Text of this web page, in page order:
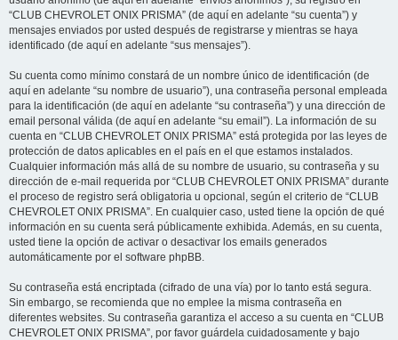
“CLUB CHEVROLET ONIX PRISMA” (de aquí en adelante “su cuenta”) y
mensajes enviados por usted después de registrarse y mientras se haya
identificado (de aquí en adelante “sus mensajes”).
Su cuenta como mínimo constará de un nombre único de identificación (de
aquí en adelante “su nombre de usuario”), una contraseña personal empleada
para la identificación (de aquí en adelante “su contraseña”) y una dirección de
email personal válida (de aquí en adelante “su email”). La información de su
cuenta en “CLUB CHEVROLET ONIX PRISMA” está protegida por las leyes de
protección de datos aplicables en el país en el que estamos instalados.
Cualquier información más allá de su nombre de usuario, su contraseña y su
dirección de e-mail requerida por “CLUB CHEVROLET ONIX PRISMA” durante
el proceso de registro será obligatoria u opcional, según el criterio de “CLUB
CHEVROLET ONIX PRISMA”. En cualquier caso, usted tiene la opción de qué
información en su cuenta será públicamente exhibida. Además, en su cuenta,
usted tiene la opción de activar o desactivar los emails generados
automáticamente por el software phpBB.
Su contraseña está encriptada (cifrado de una vía) por lo tanto está segura.
Sin embargo, se recomienda que no emplee la misma contraseña en
diferentes websites. Su contraseña garantiza el acceso a su cuenta en “CLUB
CHEVROLET ONIX PRISMA”, por favor guárdela cuidadosamente y bajo